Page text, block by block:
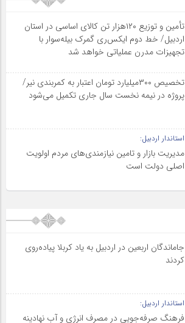
تأمین و توزیع ۱۲۰هزار تن کالای اساسی در استان
اردبیل/ خط دوم ایکس‌ری گمرک بیله‌سوار با
تجهیزات مدرن عملیاتی خواهد شد
تخصیص ۳۰۰میلیارد تومان اعتبار به کمربندی نیر/
پروژه در نیمه نخست سال جاری تکمیل می‌شود
استاندار اردبیل:
مدیریت بازار و تامین نیازمندی‌های مردم اولویت‌
اصلی دولت است
جاماندگان اربعین در اردبیل به یاد کربلا پیاده‌روی
کردند
استاندار اردبیل:
فرهنگ صرفه‌جویی در مصرف انرژی و آب نهادینه